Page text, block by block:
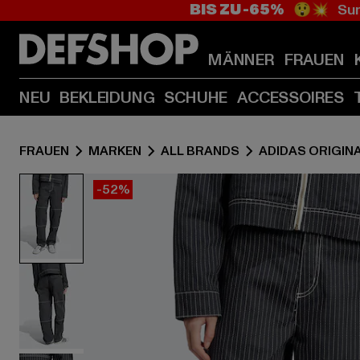
BIS ZU -65% 😲💥
MÄNNER FRAUEN
NEU BEKLEIDUNG SCHUHE ACCESSOIRES
FRAUEN MARKEN ALL BRANDS ADIDAS
-52%